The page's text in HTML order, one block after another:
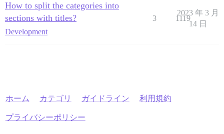
How to split the categories into
sections with titles?
Development
3 1119
2023 年 3 月
14 日
ホーム カテゴリ ガイドライン 利用規約
プライバシーポリシー